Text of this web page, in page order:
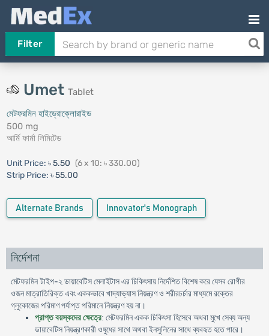
Filter
Umet Tablet
মেটফরমিন হাইড্রোক্লোরাইড
500 mg
আর্মি ফার্মা লিমিটেড
Unit Price: ৳ 5.50 (6 x 10: ৳ 330.00)
Strip Price: ৳ 55.00
Alternate Brands Innovator's Monograph
নির্দেশনা
মেটফরমিন টাইপ-২ ডায়াবেটিস মেলাইটাস এর চিকিৎসায় নির্দেশিত বিশেষ করে যেসব রোগীর
ওজন মাত্রাতিরিক্ত এবং এককভাবে খাদ্যাভ্যাস নিয়ন্ত্রণ ও শরীরচর্চার মাধ্যমে রক্তের
গ্লুকোজের পরিমাণ পর্যাপ্ত পরিমানে নিয়ন্ত্রণ হয় না।
প্রাপ্ত বয়স্কদের ক্ষেত্রে: মেটফরমিনএকক চিকিৎসা হিসেবে অথবা মুখে সেব্য অন্য
ডায়াবেটিস নিয়ন্ত্রণকারী ওষুধের সাথে অথবা ইনসুলিনের সাথে ব্যবহৃত হতে পারে।